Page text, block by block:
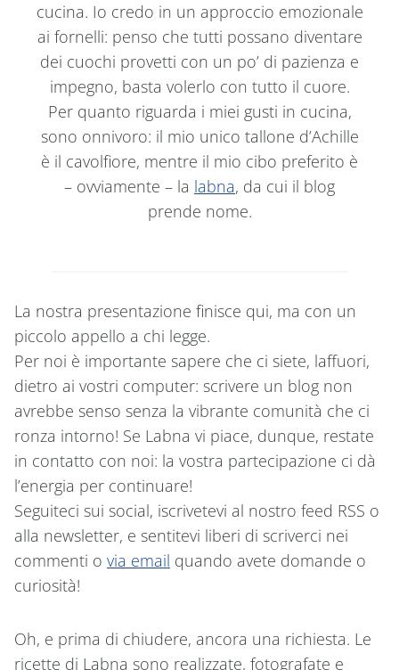
cucina. Io credo in un approccio emozionale
ai fornelli: penso che tutti possano diventare
dei cuochi provetti con un po’ di pazienza e
impegno, basta volerlo con tutto il cuore.
Per quanto riguarda i miei gusti in cucina,
sono onnivoro: il mio unico tallone d’Achille
è il cavolfiore, mentre il mio cibo preferito è
– ovviamente – la labna, da cui il blog
prende nome.
La nostra presentazione finisce qui, ma con un
piccolo appello a chi legge.
Per noi è importante sapere che ci siete, laffuori,
dietro ai vostri computer: scrivere un blog non
avrebbe senso senza la vibrante comunità che ci
ronza intorno! Se Labna vi piace, dunque, restate
in contatto con noi: la vostra partecipazione ci dà
l’energia per continuare!
Seguiteci sui social, iscrivetevi al nostro feed RSS o
alla newsletter, e sentitevi liberi di scriverci nei
commenti o via email quando avete domande o
curiosità!
Oh, e prima di chiudere, ancora una richiesta. Le
ricette di Labna sono realizzate, fotografate e